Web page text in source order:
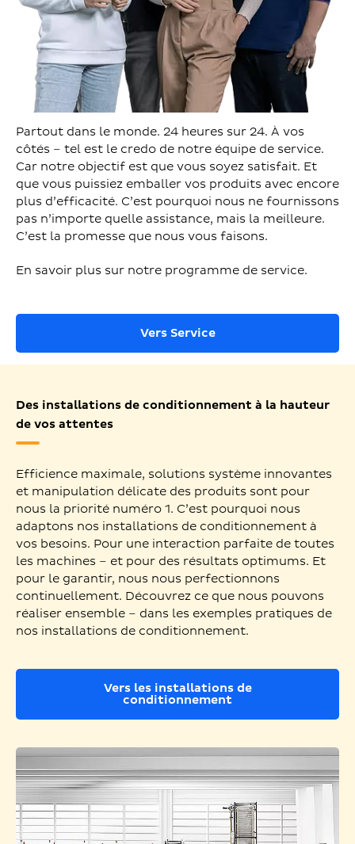
Partout dans le monde. 24 heures sur 24. À vos
côtés – tel est le credo de notre équipe de service.
Car notre objectif est que vous soyez satisfait. Et
que vous puissiez emballer vos produits avec encore
plus d’efficacité. C’est pourquoi nous ne fournissons
pas n’importe quelle assistance, mais la meilleure.
C’est la promesse que nous vous faisons.
En savoir plus sur notre programme de service.
Vers Service
Des installations de conditionnement à la hauteur
de vos attentes
Efficience maximale, solutions système innovantes
et manipulation délicate des produits sont pour
nous la priorité numéro 1. C’est pourquoi nous
adaptons nos installations de conditionnement à
vos besoins. Pour une interaction parfaite de toutes
les machines – et pour des résultats optimums. Et
pour le garantir, nous nous perfectionnons
continuellement. Découvrez ce que nous pouvons
réaliser ensemble – dans les exemples pratiques de
nos installations de conditionnement.
Vers les installations de
conditionnement